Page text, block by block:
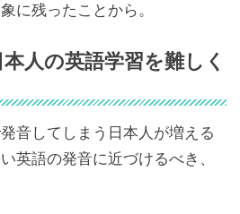
に残ったことから。
人の英語学習を難しく
音してしまう日本人が増える
英語の発音に近づけるべき、